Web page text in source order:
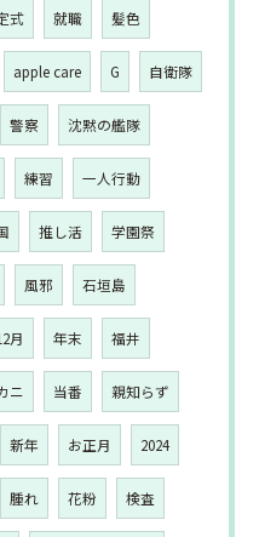
式 就職 髪色
apple care G 自衛隊
警察 沈黙の艦隊
練習 一人行動
推し活 学園祭
風邪 石垣島
月 年末 福井
ニ 当番 親知らず
新年 お正月 2024
腫れ 花粉 検査